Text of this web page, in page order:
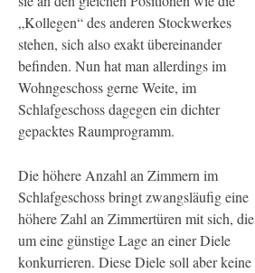
„Kollegen“ des anderen Stockwerkes
stehen, sich also exakt übereinander
befinden. Nun hat man allerdings im
Wohngeschoss gerne Weite, im
Schlafgeschoss dagegen ein dichter
gepacktes Raumprogramm.
Die höhere Anzahl an Zimmern im
Schlafgeschoss bringt zwangsläufig eine
höhere Zahl an Zimmertüren mit sich, die
um eine günstige Lage an einer Diele
konkurrieren. Diese Diele soll aber keine